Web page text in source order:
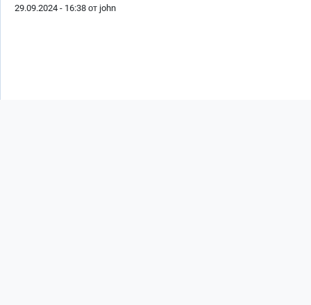
29.09.2024 - 16:38 от john